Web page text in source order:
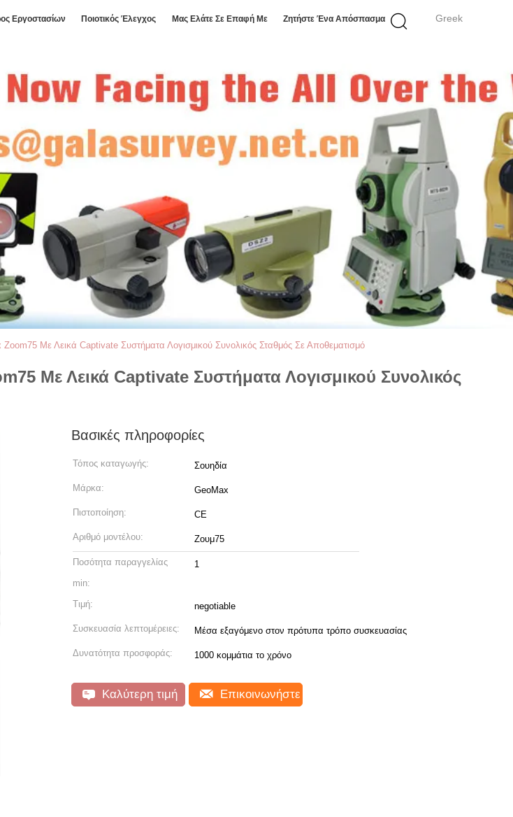
Greek
Εργοστασίων Ποιοτικός Έλεγχος Μας Ελάτε Σε Επαφή Με Ζητήστε Ένα Απόσπασμα
Με Λεικά Captivate Συστήματα Λογισμικού Συνολικός Σταθμός Σε Αποθεματισμό
Με Λεικά Captivate Συστήματα Λογισμικού Συνολικός
Βασικές πληροφορίες
Τόπος καταγωγής: Σουηδία
Μάρκα: GeoMax
Πιστοποίηση: CE
Αριθμό μοντέλου: Ζουμ75
Ποσότητα παραγγελίας
min:
1
Τιμή: negotiable
Συσκευασία λεπτομέρειες: Μέσα εξαγόμενο στον πρότυπα τρόπο συσκευασίας
Δυνατότητα προσφοράς: 1000 κομμάτια το χρόνο
Καλύτερη τιμή Επικοινωνήστε